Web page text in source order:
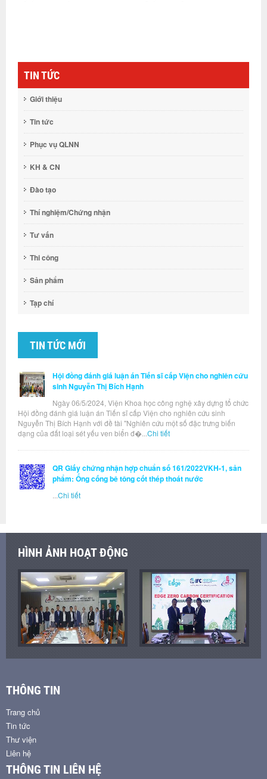
TIN TỨC
Giới thiệu
Tin tức
Phục vụ QLNN
KH & CN
Đào tạo
Thí nghiệm/Chứng nhận
Tư vấn
Thi công
Sản phẩm
Tạp chí
TIN TỨC MỚI
Hội đồng đánh giá luận án Tiến sĩ cấp Viện cho nghiên cứu
sinh Nguyễn Thị Bích Hạnh
Ngày 06/5/2024, Viện Khoa học công nghệ xây dựng tổ chức
Hội đồng đánh giá luận án Tiến sĩ cấp Viện cho nghiên cứu sinh
Nguyễn Thị Bích Hạnh với đề tài "Nghiên cứu một số đặc trưng biến
dạng của đất loại sét yếu ven biển đ�... Chi tiết
QR Giấy chứng nhận hợp chuẩn số 161/2022VKH-1, sản
phẩm: Ống cống bê tông cốt thép thoát nước
Chi tiết
HÌNH ẢNH HOẠT ĐỘNG
THÔNG TIN
Trang chủ
Tin tức
Thư viện
Liên hệ
THÔNG TIN LIÊN HỆ